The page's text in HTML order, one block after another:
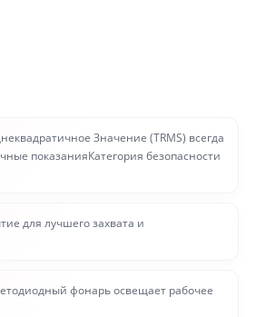
Значение (TRMS) всегда
показанияКатегория безопасности
для лучшего захвата и
фонарь освещает рабочее